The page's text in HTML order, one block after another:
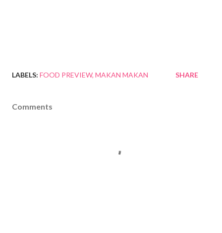
LABELS: FOOD PREVIEW MAKAN MAKAN SHARE
Comments